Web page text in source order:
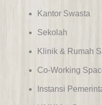
Kantor Swasta
Sekolah
Klinik & Rumah
Co-Working
Instansi